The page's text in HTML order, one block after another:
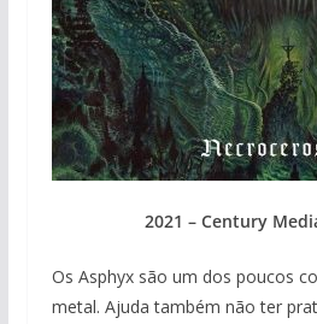
2021 –Century
Os Asphyx são um dos poucos
metal. Ajuda também não ter